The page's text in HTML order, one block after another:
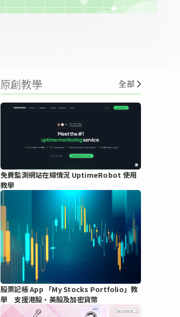
原創教學 全部
免費監測網站在線情況 UptimeRobot 使用
教學
股票記帳 App 「My Stocks Portfolio」教
學 支援港股、美股及加密貨幣